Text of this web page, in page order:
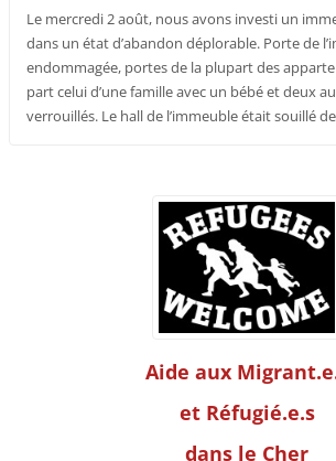
Le mercredi 2 août, nous avons investi un
dans un état d’abandon déplorable. Porte de
endommagée, portes de la plupart des
part celui d’une famille avec un bébé et deux
verrouillés. Le hall de l’immeuble était souillé
Aide aux
et Réfugié.e.s
dans le Cher